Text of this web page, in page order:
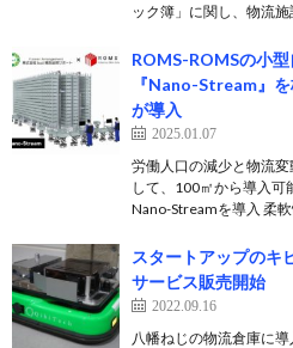
ック簿」に関し、物流
ROMS-ROMSの小
『Nano-Stream』
が導入
2025.01.07
労働人口の減少と物流
して、100㎡から導入可
Nano-Streamを導入 柔
スタートアップのキ
サービス販売開始
2022.09.16
八幡ねじの物流倉庫に